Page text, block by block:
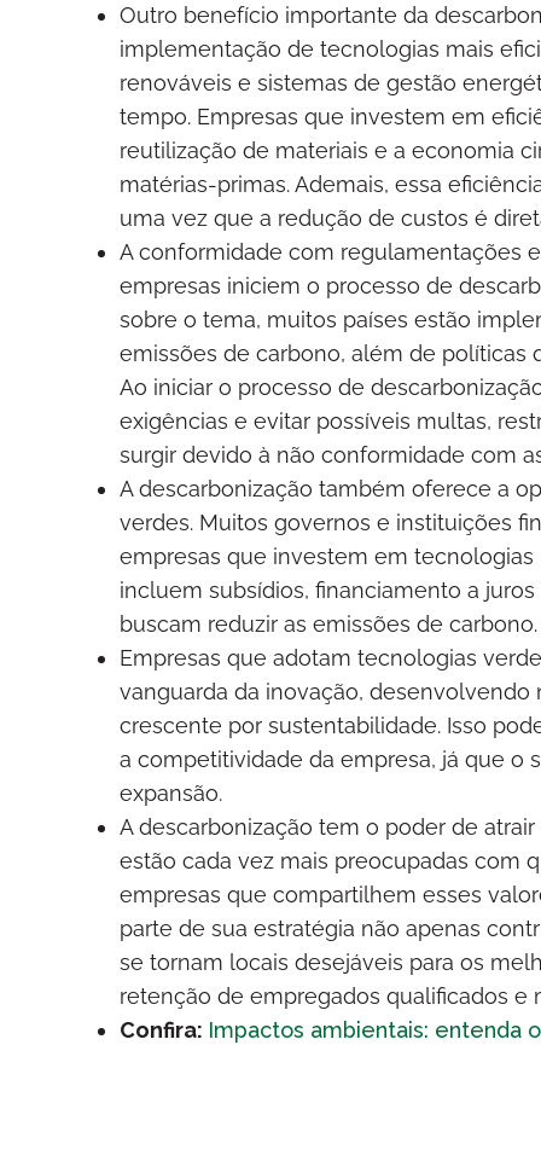
Outro benefício importante da
implementação de tecnologias mais
renováveis e sistemas de gestão
tempo. Empresas que investem em
reutilização de materiais e a economia
matérias-primas. Ademais, essa
uma vez que a redução de custos é
A conformidade com regulamentações
empresas iniciem o processo de
sobre o tema, muitos países estão
emissões de carbono, além de políticas
Ao iniciar o processo de
exigências e evitar possíveis multas,
surgir devido à não conformidade com
A descarbonização também oferece a
verdes. Muitos governos e instituições
empresas que investem em
incluem subsídios, financiamento a
buscam reduzir as emissões de carbono.
Empresas que adotam tecnologias
vanguarda da inovação,
crescente por sustentabilidade. Isso
a competitividade da empresa, já que o
expansão.
A descarbonização tem o poder de
estão cada vez mais preocupadas com
empresas que compartilhem esses
parte de sua estratégia não apenas
se tornam locais desejáveis para os
retenção de empregados qualificados e
Confira: Impactos ambientais: entenda